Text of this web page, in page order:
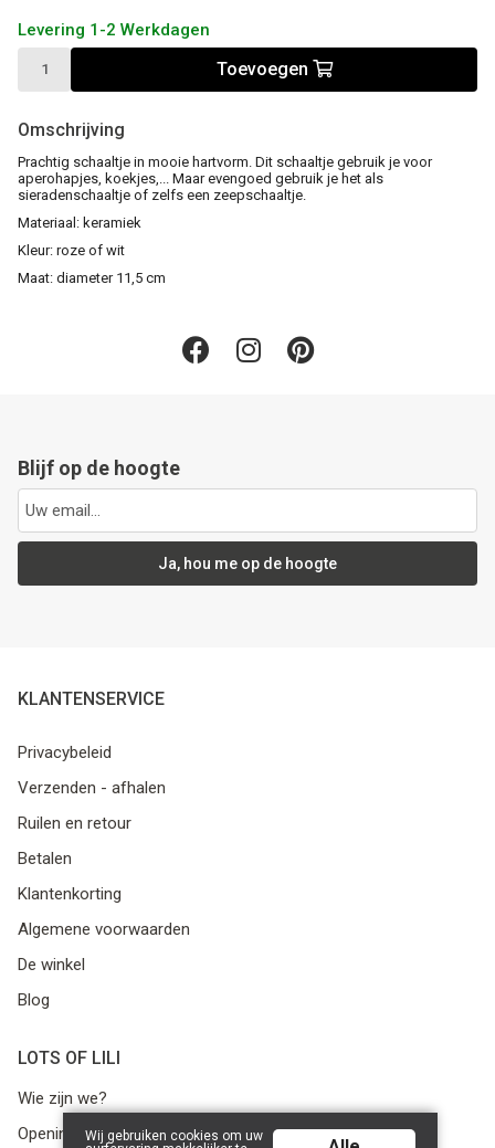
Levering 1-2 Werkdagen
Toevoegen
Omschrijving
Prachtig schaaltje in mooie hartvorm. Dit schaaltje gebruik je voor
aperohapjes, koekjes,... Maar evengoed gebruik je het als
sieradenschaaltje of zelfs een zeepschaaltje.
Materiaal: keramiek
Kleur: roze of wit
Maat: diameter 11,5 cm
Blijf op de hoogte
Ja, hou me op de hoogte
KLANTENSERVICE
Privacybeleid
Verzenden - afhalen
Ruilen en retour
Betalen
Klantenkorting
Algemene voorwaarden
De winkel
Blog
LOTS OF LILI
Wie zijn we?
OpeningsurenWij gebruiken cookies om uw